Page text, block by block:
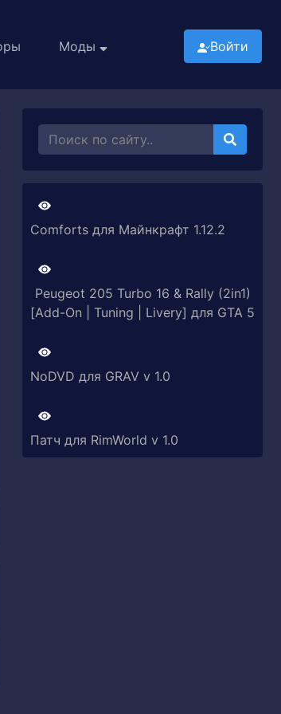
Моды Войти
Comforts для Майнкрафт 1.12.2
Peugeot 205 Turbo 16 & Rally (2in1)
[Add-On | Tuning | Livery] для GTA 5
NoDVD для GRAV v 1.0
Патч для RimWorld v 1.0